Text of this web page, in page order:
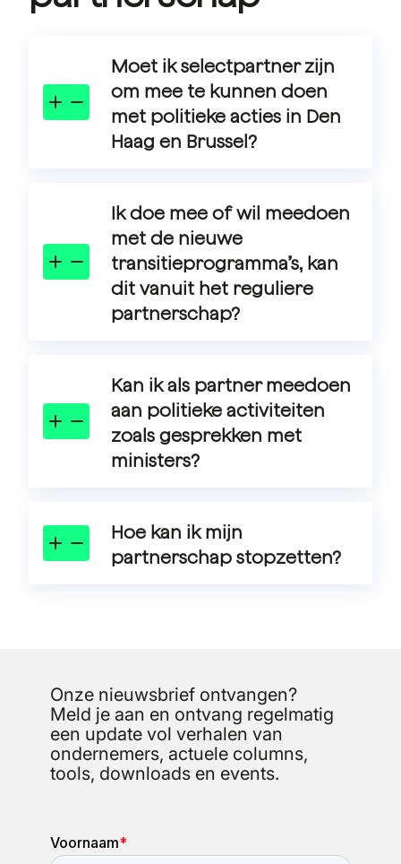
Moet ik selectpartner zijn
om mee te kunnen doen
met politieke acties in Den
Haag en Brussel?
organisaties in contact met
politici en beleidsmakers.
Hierbij betrekken we bij
voorkeur onze
selectpartners. Dit zijn vaak
de koplopers binnen ons
partnernetwerk.
Ik doe mee of wil meedoen
met de nieuwe
transitieprogramma’s, kan
dit vanuit het reguliere
partnerschap?
transitieprogramma’s.
Kan ik als partner meedoen
aan politieke activiteiten
zoals gesprekken met
ministers?
vertegenwoordigen wij al
onze partners. Wanneer we
in gesprek gaan met politici
Hoe kan ik mijn
partnerschap stopzetten?
eerstvolgende kalenderjaar
stopgezet. Meer informatie
en om je partnerschap
beëindigen:ga naar deze
pagina.
Onze nieuwsbrief ontvangen?
Meld je aan en ontvang regelmatig
een update vol verhalen van
ondernemers, actuele columns,
tools, downloads en events.